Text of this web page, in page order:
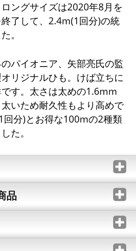
ングサイズは2020年8月を
了して、2.4m(1回分)の統
。
パイオニア、矢部亮氏の監
リジナルひも。けば立ちに
す。太さは太めの1.6mm
いため耐久性もより高めで
分)とお得な100mの2種類
た。
品